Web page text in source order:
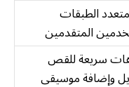
الطبقات
المتقدمين
سريعة للقص
وإضافة موسيقى